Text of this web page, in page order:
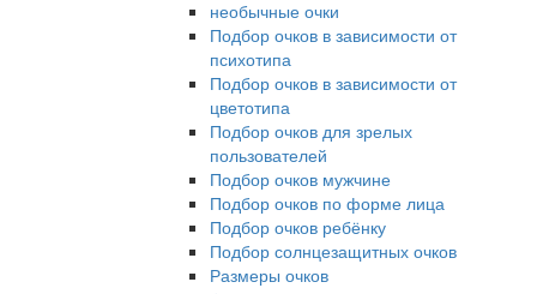
необычные очки
Подбор очков в зависимости от
психотипа
Подбор очков в зависимости от
цветотипа
Подбор очков для зрелых
пользователей
Подбор очков мужчине
Подбор очков по форме лица
Подбор очков ребёнку
Подбор солнцезащитных очков
Размеры очков